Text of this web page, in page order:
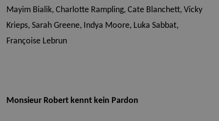
Mayim Bialik, Charlotte Rampling, Cate Blanchett, Vicky
Krieps, Sarah Greene, Indya Moore, Luka Sabbat,
Françoise Lebrun
Monsieur Robert kennt kein Pardon